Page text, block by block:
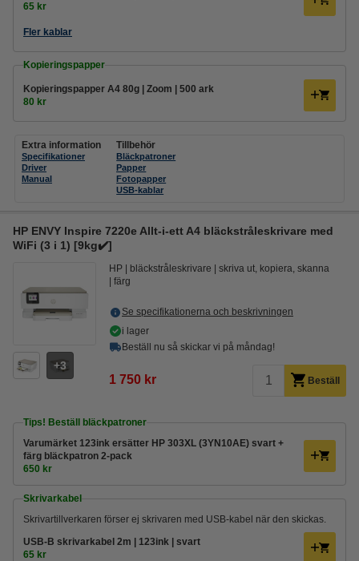
65 kr
Fler kablar
Kopieringspapper
Kopieringspapper A4 80g | Zoom | 500 ark
80 kr
Extra information
Specifikationer
Driver
Manual
Tillbehör
Bläckpatroner
Papper
Fotopapper
USB-kablar
HP ENVY Inspire 7220e Allt-i-ett A4 bläckstråleskrivare med
WiFi (3 i 1) [9kg✔️]
3
HP bläckstråleskrivare
skriva ut, kopiera, skanna
färg
Se specifikationerna och beskrivningen
i lager
Beställ nu så skickar vi på måndag!
1 750 kr Beställ
Tips! Beställ bläckpatroner
Varumärket 123ink ersätter HP 303XL (3YN10AE) svart +
färg bläckpatron 2-pack
650 kr
Skrivarkabel
Skrivartillverkaren förser ej skrivaren med USB-kabel när den skickas.
USB-B skrivarkabel 2m | 123ink | svart
65 kr